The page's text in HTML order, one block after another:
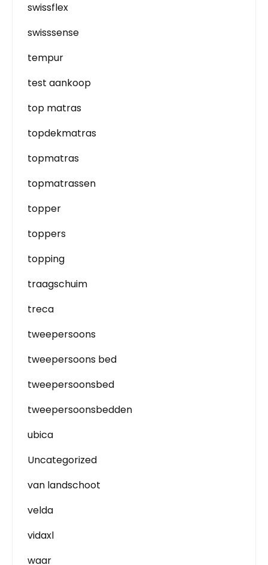
swissflex
swisssense
tempur
test aankoop
top matras
topdekmatras
topmatras
topmatrassen
topper
toppers
topping
traagschuim
treca
tweepersoons
tweepersoons bed
tweepersoonsbed
tweepersoonsbedden
ubica
Uncategorized
van landschoot
velda
vidaxl
waar